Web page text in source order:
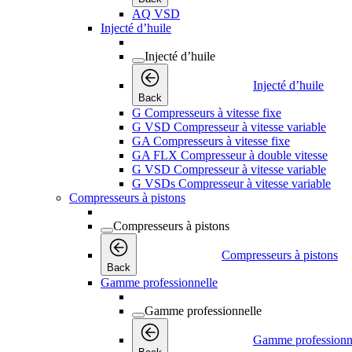
AQ VSD
Injecté d’huile
Injecté d’huile
Back
Injecté d’huile
G Compresseurs à vitesse fixe
G VSD Compresseur à vitesse variable
GA Compresseurs à vitesse fixe
GA FLX Compresseur à double vitesse
G VSD Compresseur à vitesse variable
G VSDs Compresseur à vitesse variable
Compresseurs à pistons
Compresseurs à pistons
Back
Compresseurs à pistons
Gamme professionnelle
Gamme professionnelle
Gamme